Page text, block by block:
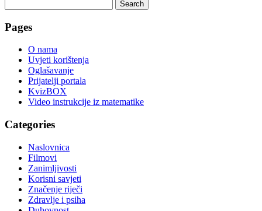
Search
Pages
O nama
Uvjeti korištenja
Oglašavanje
Prijatelji portala
KvizBOX
Video instrukcije iz matematike
Categories
Naslovnica
Filmovi
Zanimljivosti
Korisni savjeti
Značenje riječi
Zdravlje i psiha